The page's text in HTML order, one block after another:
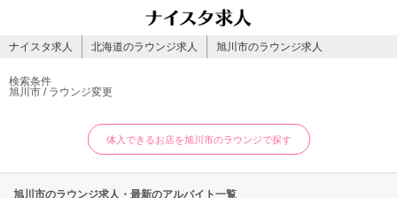
ナイスタ求人 北海道のラウンジ求人 旭川市のラウンジ求人
検索条件
旭川市 / ラウンジ変更
体入できるお店を旭川市のラウンジで探す
旭川市のラウンジ求人・最新のアルバイト一覧